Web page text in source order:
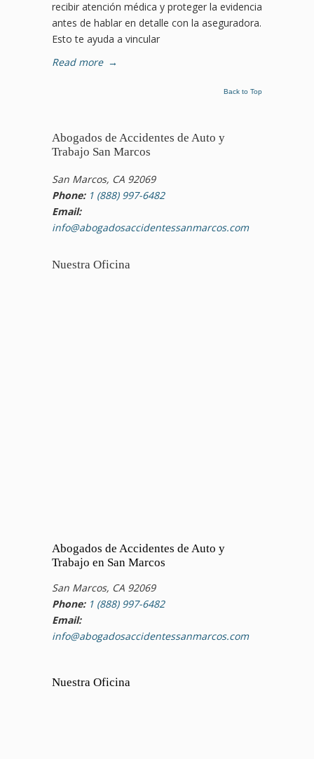
recibir atención médica y proteger la evidencia
antes de hablar en detalle con la aseguradora.
Esto te ayuda a vincular
Read more →
Back to Top
Abogados de Accidentes de Auto y
Trabajo San Marcos
San Marcos, CA 92069
Phone: 1 (888) 997-6482
Email:
info@abogadosaccidentessanmarcos.com
Nuestra Oficina
Abogados de Accidentes de Auto y
Trabajo en San Marcos
San Marcos, CA 92069
Phone: 1 (888) 997-6482
Email:
info@abogadosaccidentessanmarcos.com
Nuestra Oficina